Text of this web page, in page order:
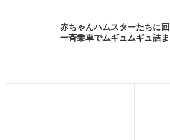
赤ちゃんハムスターたち
一斉乗車でムギュムギュ詰